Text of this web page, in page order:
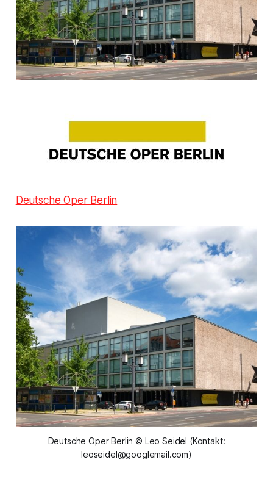
Deutsche Oper Berlin
Deutsche Oper Berlin © Leo Seidel (Kontakt:
leoseidel@googlemail.com)